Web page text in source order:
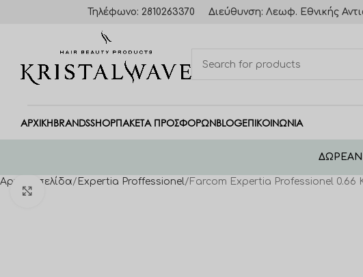
Τηλέφωνο: 2810263370 Διεύθυνση: Λεωφ. Εθνικής
ΑΡΧΙΚΗBRANDSSHOPΠΑΚΈΤΑ ΠΡΟΣΦΟΡΏΝBLOGΕΠΙΚΟΙΝΩΝΙΑ
ΔΩΡΕΑΝ
Αρχική σελίδα Expertia Proffessionel Farcom Expertia Professionel 0.66